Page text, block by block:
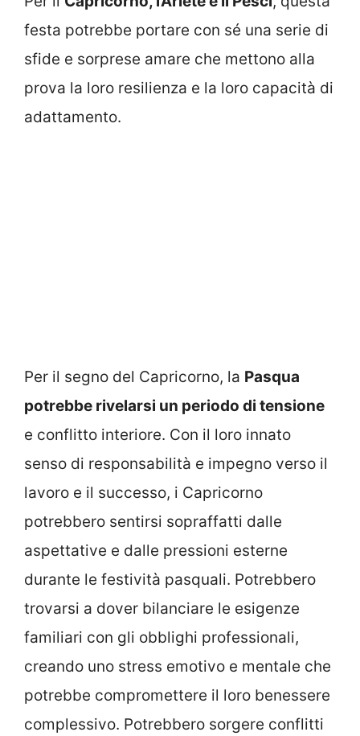
festa potrebbe portare con sé una serie di
sfide e sorprese amare che mettono alla
prova la loro resilienza e la loro capacità di
adattamento.
Per il segno del Capricorno, la Pasqua
potrebbe rivelarsi un periodo di tensione
e conflitto interiore. Con il loro innato
senso di responsabilità e impegno verso il
lavoro e il successo, i Capricorno
potrebbero sentirsi sopraffatti dalle
aspettative e dalle pressioni esterne
durante le festività pasquali. Potrebbero
trovarsi a dover bilanciare le esigenze
familiari con gli obblighi professionali,
creando uno stress emotivo e mentale che
potrebbe compromettere il loro benessere
complessivo. Potrebbero sorgere conflitti